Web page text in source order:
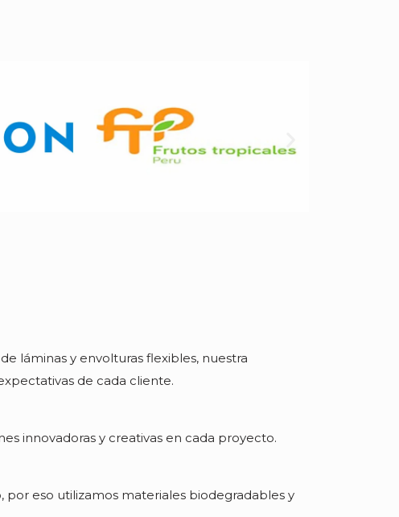
láminas y envolturas flexibles, nuestra
de cada cliente.
innovadoras y creativas en cada proyecto.
eso utilizamos materiales biodegradables y